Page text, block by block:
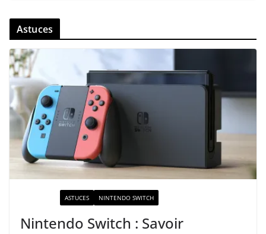
Astuces
ASTUCES NINTENDO SWITCH
Nintendo Switch : Savoir